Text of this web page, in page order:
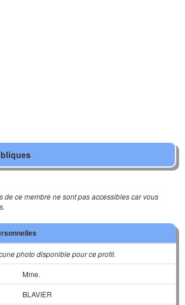
de ce membre ne sont pas accessibles car vous
photo disponible pour ce profil.
Mme.
BLAVIER